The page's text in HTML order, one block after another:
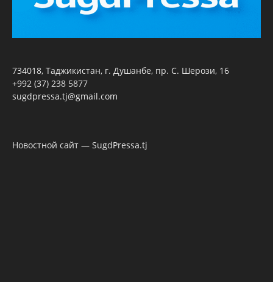
734018, Таджикистан, г. Душанбе, пр. С. Шерози, 16
+992 (37) 238 5877
sugdpressa.tj@gmail.com
Новостной сайт — SugdPressa.tj